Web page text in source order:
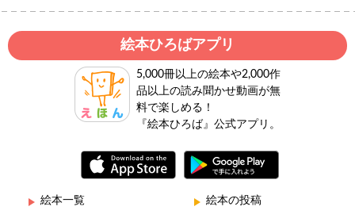
絵本ひろばアプリ
5,000冊以上の絵本や2,000作
品以上の読み聞かせ動画が無
料で楽しめる！
『絵本ひろば』公式アプリ。
絵本一覧 絵本の投稿